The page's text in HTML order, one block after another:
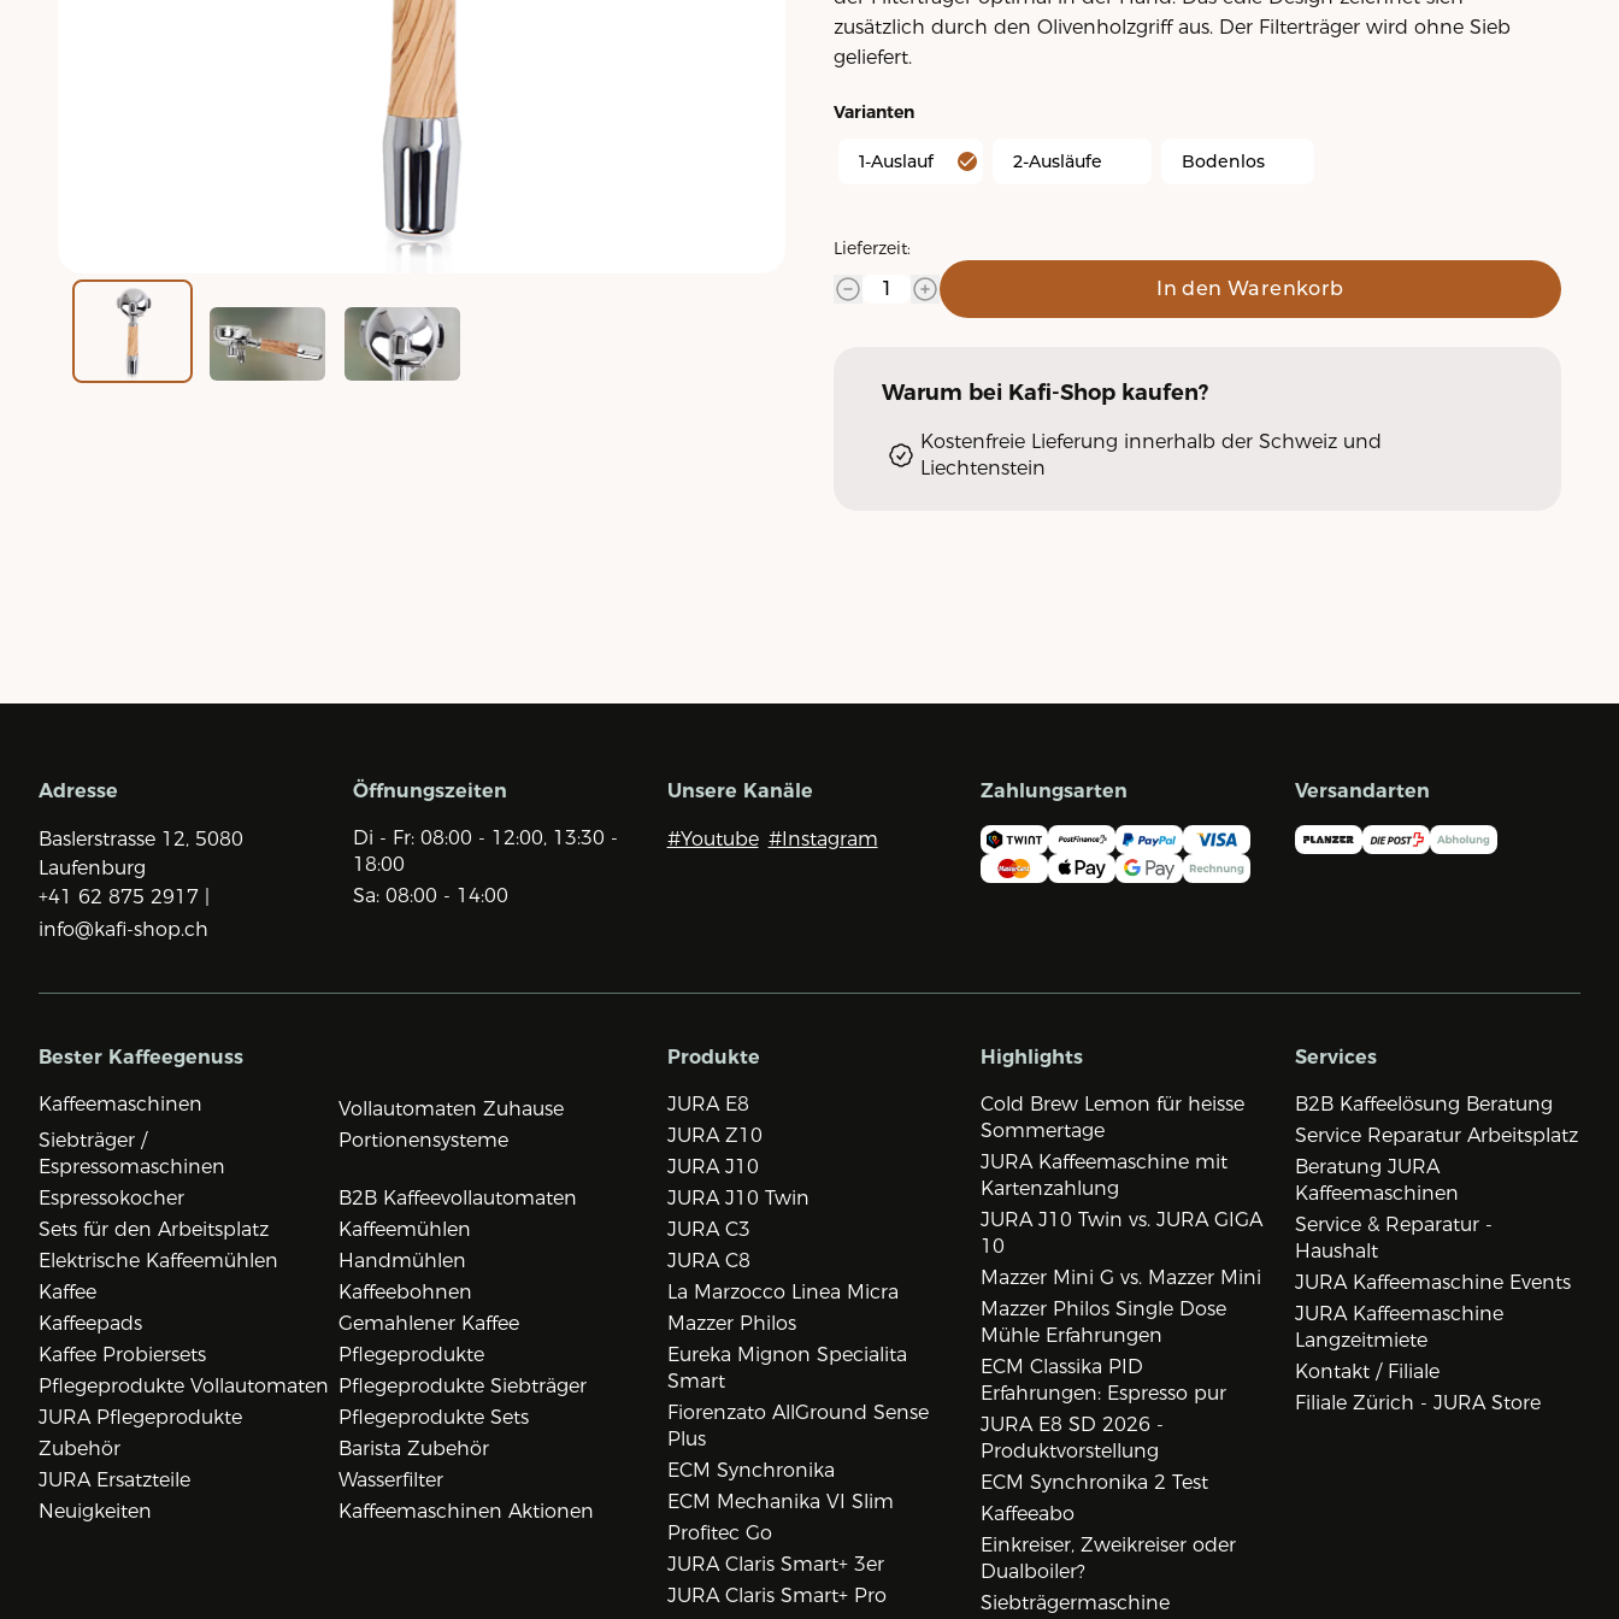
zusätzlich durch den Olivenholzgriff aus. Der Filterträger wird ohne Sieb
geliefert.
Varianten
1-Auslauf 2-Ausläufe Bodenlos
Lieferzeit:
In den Warenkorb
Warum bei Kafi-Shopkaufen?
Kostenfreie Lieferung innerhalb der Schweiz und
Liechtenstein
Adresse
Baslerstrasse 12, 5080
Laufenburg
+41 62 875 2917 |
info@kafi-shop.ch
Öffnungszeiten
Di - Fr: 08:00 - 12:00, 13:30 -
18:00
Sa: 08:00 - 14:00
Unsere Kanäle
#Youtube #Instagram
Zahlungsarten Versandarten
Bester Kaffeegenuss
Kaffeemaschinen
Vollautomaten Zuhause
Siebträger /
Espressomaschinen
Portionensysteme
Espressokocher
B2B Kaffeevollautomaten
Sets für den Arbeitsplatz
Kaffeemühlen
Elektrische Kaffeemühlen
Handmühlen
Kaffee
Kaffeebohnen
Kaffeepads
Gemahlener Kaffee
Kaffee Probiersets
Pflegeprodukte
Pflegeprodukte Vollautomaten Pflegeprodukte Siebträger
JURA Pflegeprodukte
Pflegeprodukte Sets
Zubehör
Barista Zubehör
JURA Ersatzteile
Wasserfilter
Neuigkeiten
Kaffeemaschinen Aktionen
Produkte
JURA E8
JURA Z10
JURA J10
JURA J10 Twin
JURA C3
JURA C8
La Marzocco Linea Micra
Mazzer Philos
Eureka Mignon Specialita
Smart
Fiorenzato AllGround Sense
Plus
ECM Synchronika
ECM Mechanika VI Slim
Profitec Go
JURA Claris Smart+ 3er
JURA Claris Smart+ Pro
Highlights
Cold Brew Lemon für heisse
Sommertage
JURA Kaffeemaschine mit
Kartenzahlung
JURA J10 Twin vs. JURA GIGA
10
Mazzer Mini G vs. Mazzer Mini
Mazzer Philos Single Dose
Mühle Erfahrungen
ECM Classika PID
Erfahrungen: Espresso pur
JURA E8 SD 2026 -
Produktvorstellung
ECM Synchronika 2 Test
Kaffeeabo
Einkreiser, Zweikreiser oder
Dualboiler?
Siebträgermaschine
Services
B2B Kaffeelösung Beratung
Service Reparatur Arbeitsplatz
Beratung JURA
Kaffeemaschinen
Service & Reparatur -
Haushalt
JURA Kaffeemaschine Events
JURA Kaffeemaschine
Langzeitmiete
Kontakt / Filiale
Filiale Zürich - JURA Store